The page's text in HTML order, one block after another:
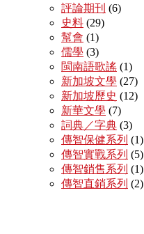
評論期刊 (6)
史料 (29)
幫會 (1)
儒學 (3)
閩南語歌謠 (1)
新加坡文學 (27)
新加坡歷史 (12)
新華文學 (7)
詞典／字典 (3)
傳智保健系列 (1)
傳智實戰系列 (5)
傳智銷售系列 (1)
傳智直銷系列 (2)